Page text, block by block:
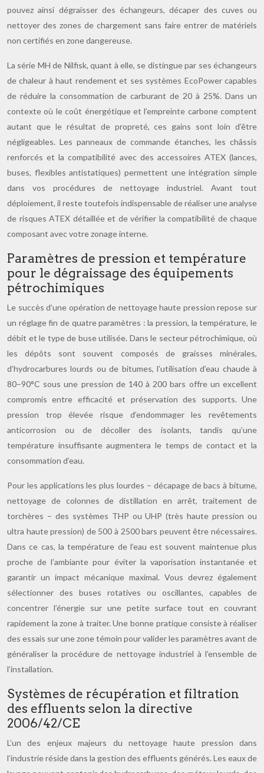
pouvez ainsi dégraisser des échangeurs, décaper des cuves ou
nettoyer des zones de chargement sans faire entrer de matériels
non certifiés en zone dangereuse.
La série MH de Nilfisk, quant à elle, se distingue par ses échangeurs
de chaleur à haut rendement et ses systèmes EcoPower capables
de réduire la consommation de carburant de 20 à 25%. Dans un
contexte où le coût énergétique et l’empreinte carbone comptent
autant que le résultat de propreté, ces gains sont loin d’être
négligeables. Les panneaux de commande étanches, les châssis
renforcés et la compatibilité avec des accessoires ATEX (lances,
buses, flexibles antistatiques) permettent une intégration simple
dans vos procédures de nettoyage industriel. Avant tout
déploiement, il reste toutefois indispensable de réaliser une analyse
de risques ATEX détaillée et de vérifier la compatibilité de chaque
composant avec votre zonage interne.
Paramètres de pression et température
pour le dégraissage des équipements
pétrochimiques
Le succès d’une opération de nettoyage haute pression repose sur
un réglage fin de quatre paramètres : la pression, la température, le
débit et le type de buse utilisée. Dans le secteur pétrochimique, où
les dépôts sont souvent composés de graisses minérales,
d’hydrocarbures lourds ou de bitumes, l’utilisation d’eau chaude à
80–90°C sous une pression de 140 à 200 bars offre un excellent
compromis entre efficacité et préservation des supports. Une
pression trop élevée risque d’endommager les revêtements
anticorrosion ou de décoller des isolants, tandis qu’une
température insuffisante augmentera le temps de contact et la
consommation d’eau.
Pour les applications les plus lourdes – décapage de bacs à bitume,
nettoyage de colonnes de distillation en arrêt, traitement de
torchères – des systèmes THP ou UHP (très haute pression ou
ultra haute pression) de 500 à 2500 bars peuvent être nécessaires.
Dans ce cas, la température de l’eau est souvent maintenue plus
proche de l’ambiante pour éviter la vaporisation instantanée et
garantir un impact mécanique maximal. Vous devrez également
sélectionner des buses rotatives ou oscillantes, capables de
concentrer l’énergie sur une petite surface tout en couvrant
rapidement la zone à traiter. Une bonne pratique consiste à réaliser
des essais sur une zone témoin pour valider les paramètres avant de
généraliser la procédure de nettoyage industriel à l’ensemble de
l’installation.
Systèmes de récupération et filtration
des effluents selon la directive
2006/42/CE
L’un des enjeux majeurs du nettoyage haute pression dans
l’industrie réside dans la gestion des effluents générés. Les eaux de